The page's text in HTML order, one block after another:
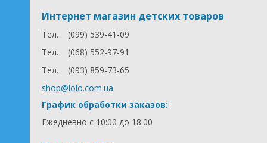
Интернет магазин детских товаров
Тел.
(099) 539-41-09
Тел.
(068) 552-97-91
Тел.
(093) 859-73-65
shop@lolo.com.ua
График обработки заказов:
Ежедневно с 10:00 до 18:00